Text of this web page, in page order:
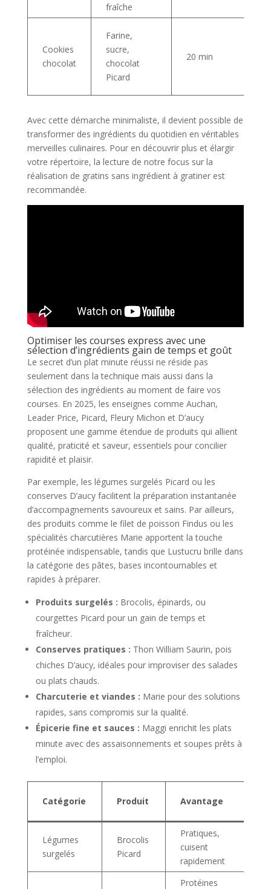
fraîche
Cookies
chocolat
Farine,
sucre,
chocolat
Picard
20 min
Avec cette démarche minimaliste, il devient possible de
transformer des ingrédients du quotidien en véritables
merveilles culinaires. Pour en découvrir plus et élargir
votre répertoire, la lecture de notre focus sur la
réalisation de gratins sans ingrédient à gratiner est
recommandée.
Optimiser les courses express avec une
sélection d’ingrédients gain de temps et goût
Le secret d’un plat minute réussi ne réside pas
seulement dans la technique mais aussi dans la
sélection des ingrédients au moment de faire vos
courses. En 2025, les enseignes comme Auchan,
Leader Price, Picard, Fleury Michon et D’aucy
proposent une gamme étendue de produits qui allient
qualité, praticité et saveur, essentiels pour concilier
rapidité et plaisir.
Par exemple, les légumes surgelés Picard ou les
conserves D’aucy facilitent la préparation instantanée
d’accompagnements savoureux et sains. Par ailleurs,
des produits comme le filet de poisson Findus ou les
spécialités charcutières Marie apportent la touche
protéinée indispensable, tandis que Lustucru brille dans
la catégorie des pâtes, bases incontournables et
rapides à préparer.
Produits surgelés : Brocolis, épinards, ou
courgettes Picard pour un gain de temps et
fraîcheur.
Conserves pratiques : Thon William Saurin, pois
chiches D’aucy, idéales pour improviser des salades
ou plats chauds.
Charcuterie et viandes : Marie pour des solutions
rapides, sans compromis sur la qualité.
Épicerie fine et sauces : Maggi enrichit les plats
minute avec des assaisonnements et soupes prêts à
l’emploi.
Catégorie Produit Avantage
Légumes
surgelés
Brocolis
Picard
Pratiques,
cuisent
rapidement
Protéines